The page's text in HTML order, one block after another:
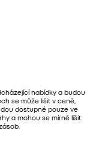
nabídky a budou
se může lišit v ceně,
dostupné pouze ve
a mohou se mírně lišit